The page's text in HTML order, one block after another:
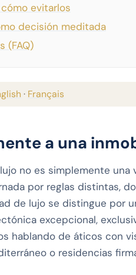
evitarlos
decisión meditada
(FAQ)
· Français
a una
no es simplemente
por reglas distintas,
de lujo se distingue por
excepcional,
hablando de áticos con
o residencias